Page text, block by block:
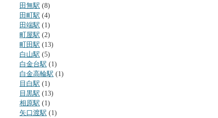
田無駅 (8)
田町駅 (4)
田端駅 (1)
町屋駅 (2)
町田駅 (13)
白山駅 (5)
白金台駅 (1)
白金高輪駅 (1)
目白駅 (1)
目黒駅 (13)
相原駅 (1)
矢口渡駅 (1)